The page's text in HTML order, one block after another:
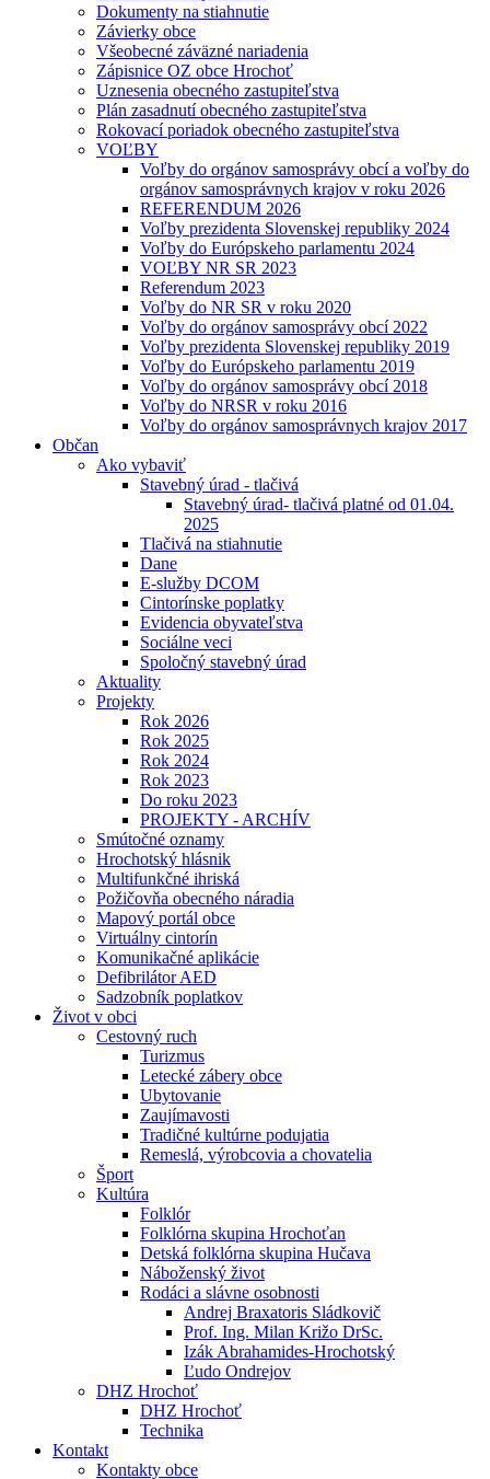
Dokumenty na stiahnutie
Závierky obce
Všeobecné záväzné nariadenia
Zápisnice OZ obce Hrochoť
Uznesenia obecného zastupiteľstva
Plán zasadnutí obecného zastupiteľstva
Rokovací poriadok obecného zastupiteľstva
VOĽBY
Voľby do orgánov samosprávy obcí a voľby do
orgánov samosprávnych krajov v roku 2026
REFERENDUM 2026
Voľby prezidenta Slovenskej republiky 2024
Voľby do Európskeho parlamentu 2024
VOĽBY NR SR 2023
Referendum 2023
Voľby do NR SR v roku 2020
Voľby do orgánov samosprávy obcí 2022
Voľby prezidenta Slovenskej republiky 2019
Voľby do Európskeho parlamentu 2019
Voľby do orgánov samosprávy obcí 2018
Voľby do NRSR v roku 2016
Voľby do orgánov samosprávnych krajov 2017
Občan
Ako vybaviť
Stavebný úrad - tlačivá
Stavebný úrad- tlačivá platné od 01.04.
2025
Tlačivá na stiahnutie
Dane
E-služby DCOM
Cintorínske poplatky
Evidencia obyvateľstva
Sociálne veci
Spoločný stavebný úrad
Aktuality
Projekty
Rok 2026
Rok 2025
Rok 2024
Rok 2023
Do roku 2023
PROJEKTY - ARCHÍV
Smútočné oznamy
Hrochotský hlásnik
Multifunkčné ihriská
Požičovňa obecného náradia
Mapový portál obce
Virtuálny cintorín
Komunikačné aplikácie
Defibrilátor AED
Sadzobník poplatkov
Život v obci
Cestovný ruch
Turizmus
Letecké zábery obce
Ubytovanie
Zaujímavosti
Tradičné kultúrne podujatia
Remeslá, výrobcovia a chovatelia
Šport
Kultúra
Folklór
Folklórna skupina Hrochoťan
Detská folklórna skupina Hučava
Náboženský život
Rodáci a slávne osobnosti
Andrej Braxatoris Sládkovič
Prof. Ing. Milan Križo DrSc.
Izák Abrahamides-Hrochotský
Ľudo Ondrejov
DHZ Hrochoť
DHZ Hrochoť
Technika
Kontakt
Kontakty obce